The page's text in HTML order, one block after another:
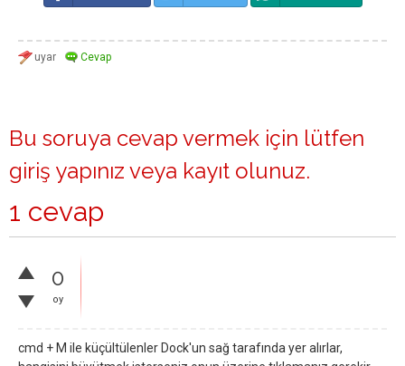
Bu soruya cevap vermek için lütfen
giriş yapınız veya kayıt olunuz.
1 cevap
0
oy
cmd + M ile küçültülenler Dock'un sağ tarafında yer alırlar,